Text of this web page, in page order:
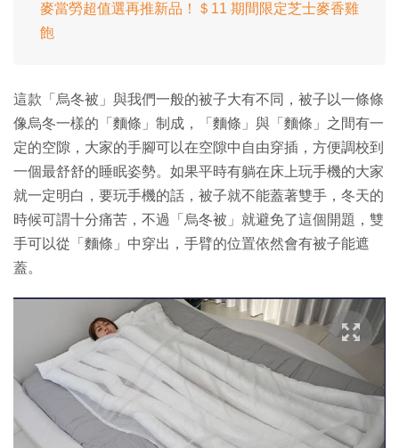
麥當勞超值選再推新品！＄11 期間限定芝士麥香雞
飽
這款「烏冬被」與我們一般的被子大有不同，被子以一條條
像烏冬一樣的「麵條」制成，「麵條」與「麵條」之間有一
定的空隙，大家的手腳可以在空隙中自由穿插，方便調校到
一個最舒舒的睡眠姿勢。如果平時有躺在床上玩手機的大家
就一定明白，要玩手機的話，被子就不能蓋著雙手，冬天的
時候可謂十分痛苦，不過「烏冬被」就避免了這個開題，雙
手可以從「麵條」中穿出，手臂的位置依然會有被子能遮
蓋。